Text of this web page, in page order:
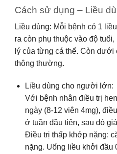
Cách sử dụng – Liều
Liều dùng: Mỗi bệnh có 1
ra còn phụ thuộc vào độ
lý của từng cá thể. Còn
thông thường.
Liều dùng cho người lớn:
Với bệnh nhân điều trị
ngày (8-12 viên 4mg),
ở tuần đầu tiên, sau đó
Điều trị thấp khớp nặng:
nặng. Uống liều khởi đầu